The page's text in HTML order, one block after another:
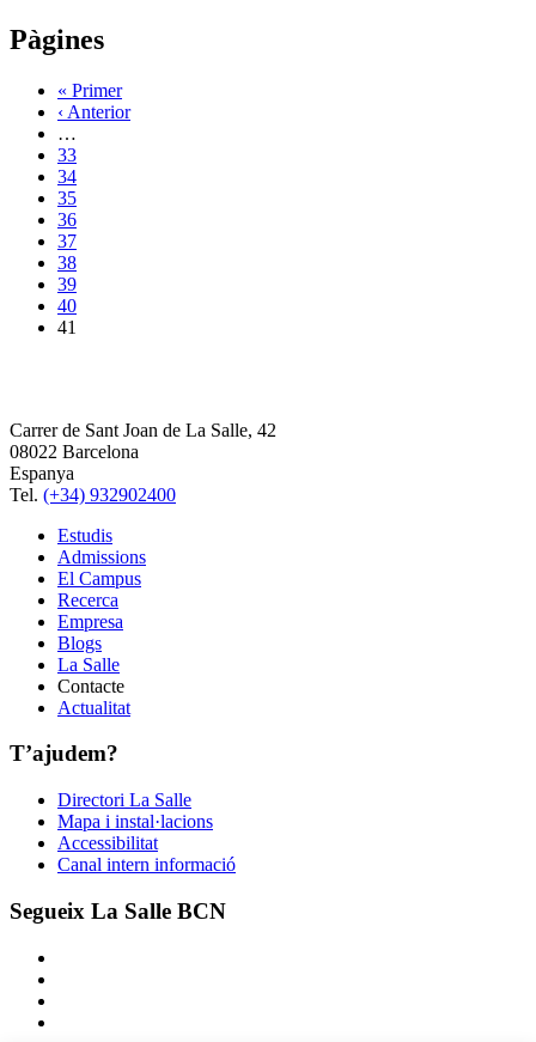
Pàgines
« Primer
‹ Anterior
…
33
34
35
36
37
38
39
40
41
Carrer de Sant Joan de La Salle, 42
08022 Barcelona
Espanya
Tel. (+34) 932902400
Estudis
Admissions
El Campus
Recerca
Empresa
Blogs
La Salle
Contacte
Actualitat
T’ajudem?
Directori La Salle
Mapa i instal·lacions
Accessibilitat
Canal intern informació
Segueix La Salle BCN